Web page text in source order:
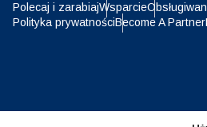
Polecaj i zarabiajWsparcie
Polityka prywatnościBecome A Partner